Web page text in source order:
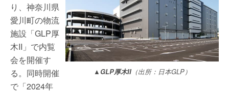
▲GLP厚木II（出所：日本GLP）
り、神奈川県
愛川町の物流
施設「GLP厚
木II」で内覧
会を開催す
る。同時開催
で「2024年